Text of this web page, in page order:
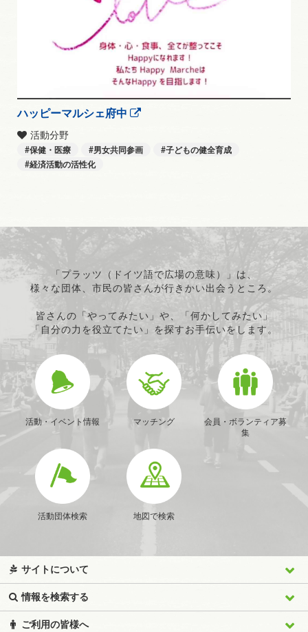
ハッピーマルシェ府中
活動分野
保健・医療 男女共同参画
子どもの健全育成
経済活動の活性化
「プラッツ（ドイツ語で広場の意味）」は、
様々な団体、市民の皆さんが行きかい出会うところ。
皆さんの「やってみたい」や、「何かしてみたい」
「自分の力を役立てたい」を探すお手伝いをします。
活動・イベント情報 マッチング
会員・ボランティア募
集
活動団体検索 地図で検索
サイトについて
情報を検索する
ご利用の皆様へ